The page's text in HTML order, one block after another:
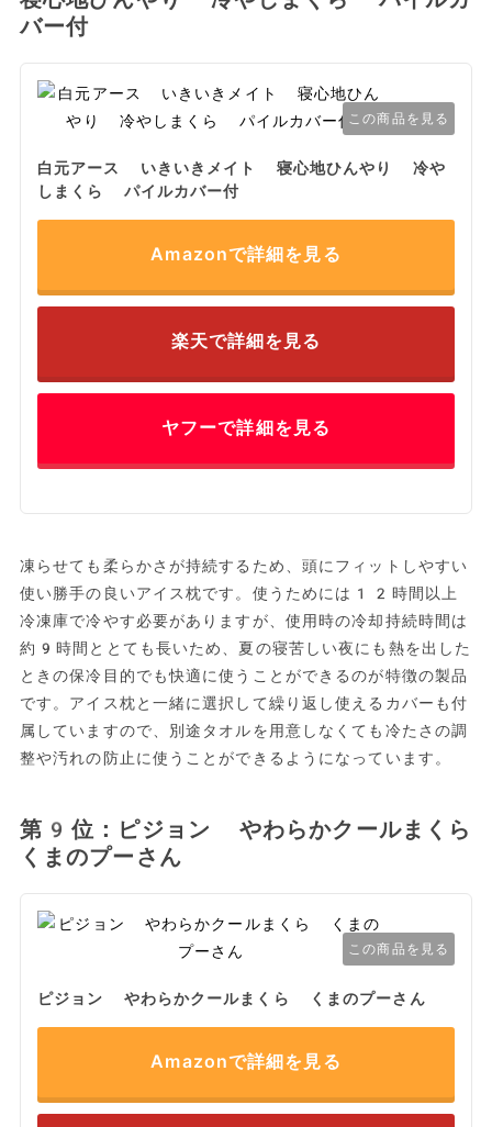
バー付
この商品を見る
白元アース いきいきメイト 寝心地ひんやり 冷や
しまくら パイルカバー付
Amazonで詳細を見る
楽天で詳細を見る
ヤフーで詳細を見る
凍らせても柔らかさが持続するため、頭にフィットしやすい
使い勝手の良いアイス枕です。使うためには12時間以上
冷凍庫で冷やす必要がありますが、使用時の冷却持続時間は
約9時間ととても長いため、夏の寝苦しい夜にも熱を出した
ときの保冷目的でも快適に使うことができるのが特徴の製品
です。アイス枕と一緒に選択して繰り返し使えるカバーも付
属していますので、別途タオルを用意しなくても冷たさの調
整や汚れの防止に使うことができるようになっています。
第9位：ピジョン やわらかクールまくら
くまのプーさん
この商品を見る
ピジョン やわらかクールまくら くまのプーさん
Amazonで詳細を見る